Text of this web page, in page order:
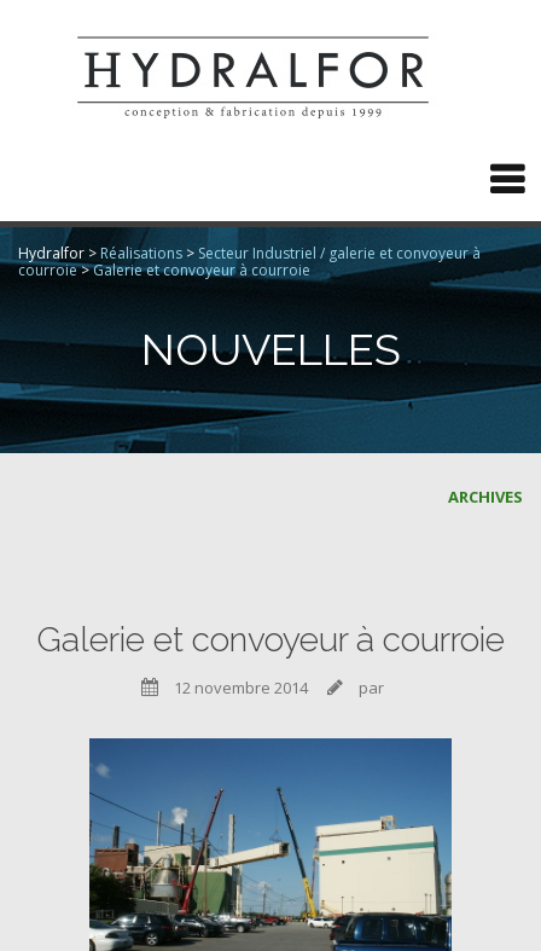

Hydralfor >Réalisations > Secteur Industriel / galerie et convoyeur à
courroie>Galerie et convoyeur à courroie
NOUVELLES
ARCHIVES
Galerie et convoyeur à courroie
 12 novembre 2014  par